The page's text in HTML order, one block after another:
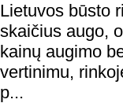
Lietuvos būsto
skaičius augo,
kainų augimo
vertinimu,
p...